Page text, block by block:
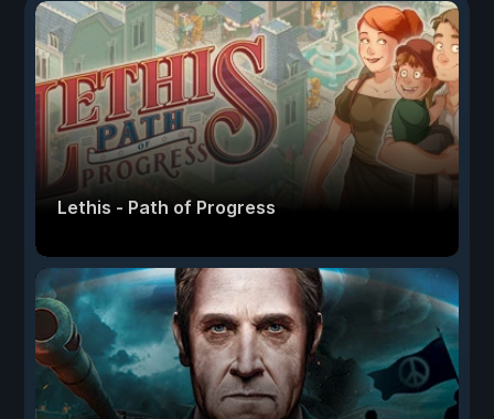
Lethis - Path of Progress